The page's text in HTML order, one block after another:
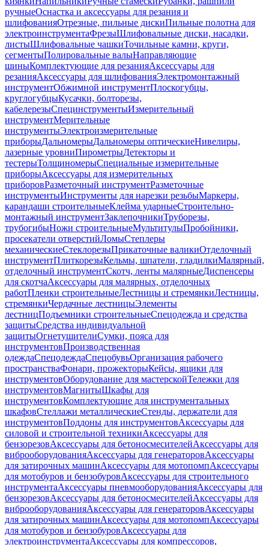
ручныеОснастка и аксессуары для резания и
шлифованияОтрезные, пильные дискиПильные полотна для
электроинструментаФрезыШлифовальные диски, насадки,
листыШлифовальные чашкиТочильные камни, круги,
сегментыПолировальные валыНаправляющие
шиныКомплектующие для резанияАксессуары для
резанияАксессуары для шлифованияЭлектромонтажный
инструментОбжимной инструментПлоскогубцы,
круглогубцыКусачки, болторезы,
кабелерезыСпецинструментыИзмерительный
инструментМерительные
инструментыЭлектроизмерительные
приборыДальномерыДальномеры оптическиеНивелиры,
лазерные уровниПирометрыДетекторы и
тестерыТолщиномерыСпециальные измерительные
приборыАксессуары для измерительных
приборовРазметочный инструментРазметочные
инструментыИнструменты для нарезки резьбыМаркеры,
карандаши строительныеКлейма ударныеСтроительно-
монтажный инструментЗаклепочникиТруборезы,
трубогибыНожи строительныеМультитулыПробойники,
просекатели отверстийЛомыСтеплеры
механическиеСтеклорезыПрикаточные валикиОтделочный
инструментПлиткорезыКельмы, шпатели, гладилкиМалярный,
отделочный инструментСкотч, ленты малярныеДиспенсеры
для скотчаАксессуары для малярных, отделочных
работПленки строительныеЛестницы и стремянкиЛестницы,
стремянкиЧердачные лестницыЭлементы
лестницПодъемники строительныеСпецодежда и средства
защитыСредства индивидуальной
защитыОгнетушителиСумки, пояса для
инструментовПроизводственная
одеждаСпецодеждаСпецобувьОрганизация рабочего
пространстваФонари, прожекторыКейсы, ящики для
инструментовОборудование для мастерскойТележки для
инструментовМагнитыШкафы для
инструментовКомплектующие для инструментальных
шкафовСтеллажи металлическиеСтенды, держатели для
инструментовПоддоны для инструментовАксессуары для
силовой и строительной техникиАксессуары для
бензорезовАксессуары для бетоносмесителейАксессуары для
виброоборудованияАксессуары для генераторовАксессуары
для затирочных машинАксессуары для мотопомпАксессуары
для мотобуров и бензобуровАксессуары для строительного
инструментаАксессуары пневмооборудованияАксессуары для
бензорезовАксессуары для бетоносмесителейАксессуары для
виброоборудованияАксессуары для генераторовАксессуары
для затирочных машинАксессуары для мотопомпАксессуары
для мотобуров и бензобуровАксессуары для
электроинструментаАксессуары для компрессоров,